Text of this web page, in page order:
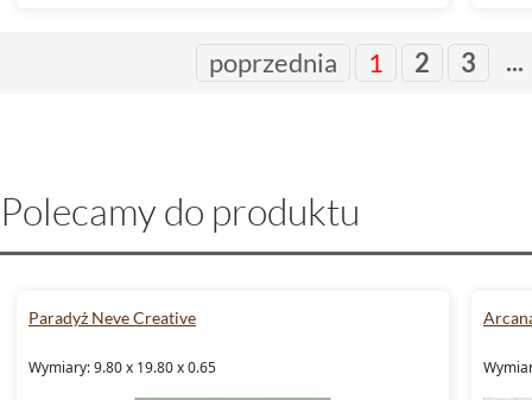
poprzednia 1 2 3 ...
Polecamy do produktu
Paradyż Neve Creative
Wymiary: 9.80 x 19.80 x 0.65